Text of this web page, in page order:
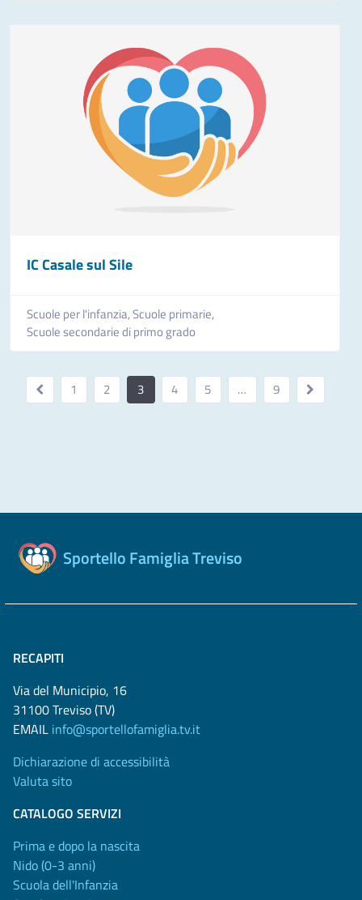
IC Casale sul Sile
Scuole per l'infanzia,Scuole primarie,
Scuole secondarie di primo grado
1 2 3 4 5 … 9
Sportello Famiglia Treviso
RECAPITI
Via del Municipio, 16
31100 Treviso (TV)
EMAIL info@sportellofamiglia.tv.it
Dichiarazione di accessibilità
Valuta sito
CATALOGO SERVIZI
Prima e dopo la nascita
Nido (0-3 anni)
Scuola dell'Infanzia